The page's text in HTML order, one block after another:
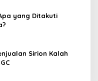
yang Ditakuti
Sirion Kalah